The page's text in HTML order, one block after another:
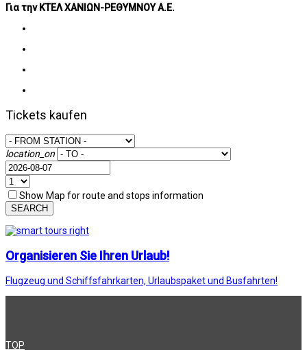
Για την ΚΤΕΛ ΧΑΝΙΩΝ-ΡΕΘΥΜΝΟΥ Α.Ε.
Tickets kaufen
location_on
Show Map for route and stops information
SEARCH
Organisieren Sie Ihren Urlaub!
Flugzeug und Schiffsfahrkarten, Urlaubspaket und Busfahrten!
TOP